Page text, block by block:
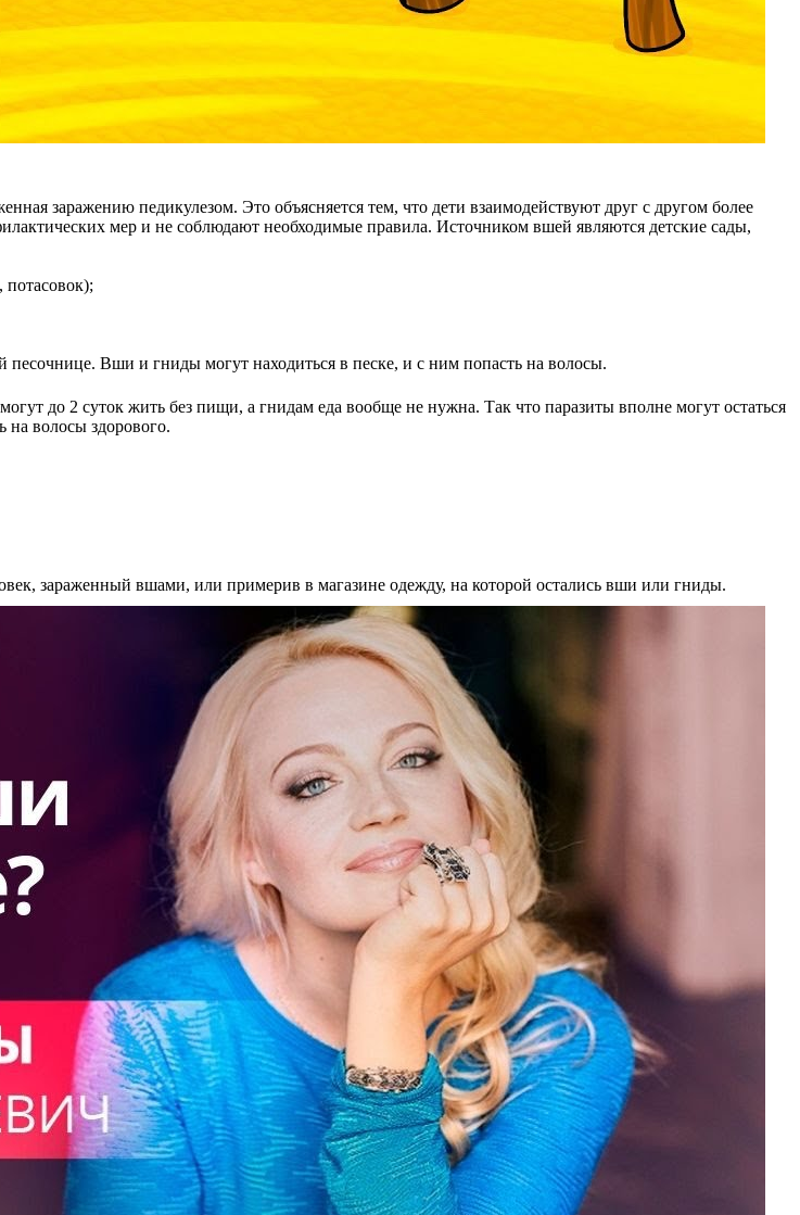
заражению педикулезом. Это объясняется тем, что дети взаимодействуют друг с другом более
мер и не соблюдают необходимые правила. Источником вшей являются детские сады,
Вши и гниды могут находиться в песке, и с ним попасть на волосы.
до 2 суток жить без пищи, а гнидам еда вообще не нужна. Так что паразиты вполне могут остаться
на волосы здорового.
зараженный вшами, или примерив в магазине одежду, на которой остались вши или гниды.